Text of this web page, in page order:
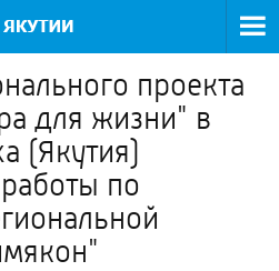
проекта
для жизни" в
(Якутия)
по